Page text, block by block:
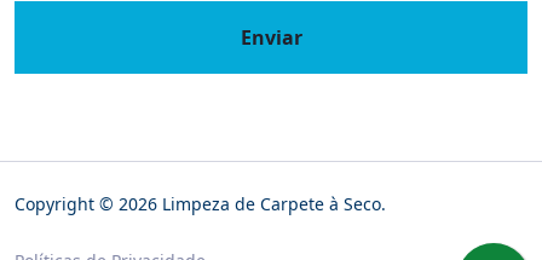
Enviar
Copyright © 2026 Limpeza de Carpete à Seco.